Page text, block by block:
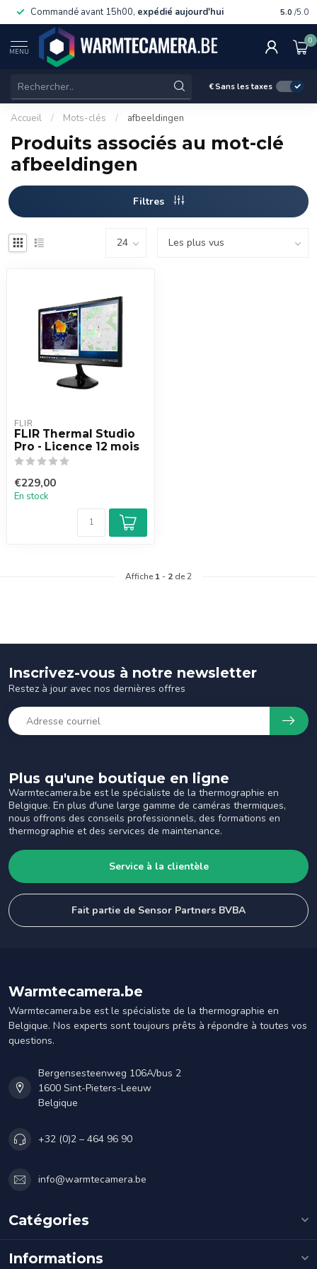
Commandé avant 15h00, expédié aujourd'hui 5.0 /5.0
MENU
0
€Sans les taxes
Accueil / Mots-clés / afbeeldingen
Produits associés au mot-clé
afbeeldingen
Filtres
FLIR
FLIR Thermal Studio
Pro - Licence 12 mois
€229,00
En stock
Affiche 1 - 2 de 2
Plus qu'une boutique en ligne
Warmtecamera.be est le spécialiste de la thermographie en
Belgique. En plus d'une large gamme de caméras thermiques,
nous offrons des conseils professionnels, des formations en
thermographie et des services de maintenance.
Service à la clientèle
Fait partie de Sensor Partners BVBA
Inscrivez-vous à notre newsletter
Restez à jour avec nos dernières offres
Warmtecamera.be
Warmtecamera.be est le spécialiste de la thermographie en
Belgique. Nos experts sont toujours prêts à répondre à toutes vos
questions.
Bergensesteenweg 106A/bus 2
1600 Sint-Pieters-Leeuw
Belgique
+32 (0)2 – 464 96 90
info@warmtecamera.be
Catégories
Informations